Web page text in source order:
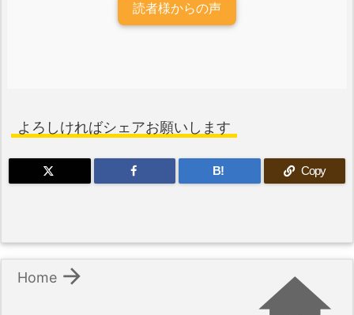
読者様からの声
よろしければシェアお願いします
B! Copy

Home